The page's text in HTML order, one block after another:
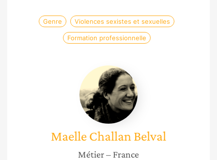
Genre Violences sexistes et sexuelles
Formation professionnelle
Maelle
Challan
Belval
MaelleChallan Belval
Métier– France